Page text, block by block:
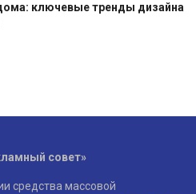
ключевые тренды дизайна
совет»
средства массовой